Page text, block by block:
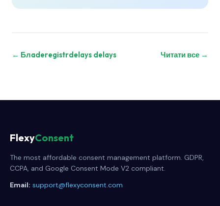
← Блaderegistrdelays delays Читати все →
FlexyConsent
The most affordable consent management platform. GDPR,
CCPA, and Google Consent Mode V2 compliant.
Email: support@flexyconsent.com